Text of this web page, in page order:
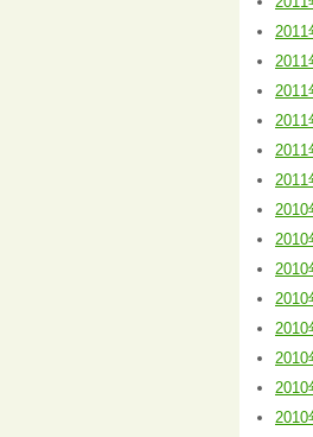
2011
2011
2011
2011
2011
2011
2010
2010
2010
2010
2010
2010
2010
2010